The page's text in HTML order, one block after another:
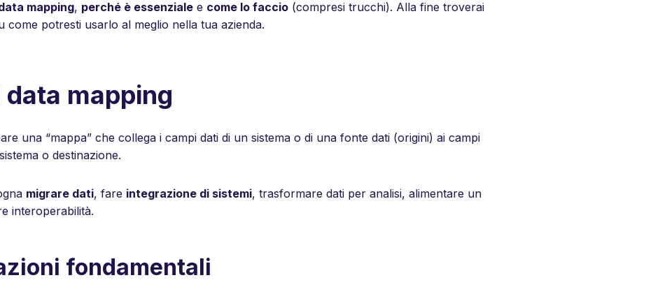
mapping, perché è essenziale e come lo faccio (compresi trucchi). Alla fine troverai
come potresti usarlo al meglio nella tua azienda.
data mapping
una “mappa” che collega i campi dati di un sistema o di una fonte dati (origini) ai campi
o destinazione.
migrare dati, fare integrazione di sistemi, trasformare dati per analisi, alimentare un
interoperabilità.
fondamentali